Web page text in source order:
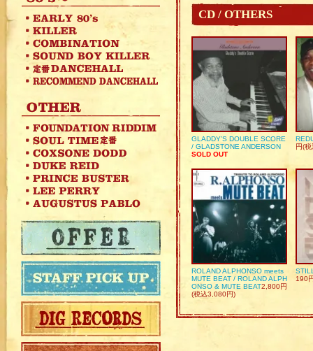
CD / OTHERS
GLADDY’S DOUBLE SCORE
/ GLADSTONE ANDERSON
SOLD OUT
円(
ROLAND ALPHONSO meets
MUTE BEAT / ROLAND ALPH
ONSO & MUTE BEAT2,800円
(税込3,080円)
190